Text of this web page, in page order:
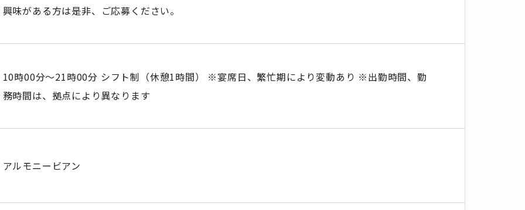
興味がある方は是非、ご応募ください。
10時00分〜21時00分 シフト制（休憩1時間） ※宴席日、繁忙期により変動あり ※出勤時間、勤
務時間は、拠点により異なります
アルモニービアン